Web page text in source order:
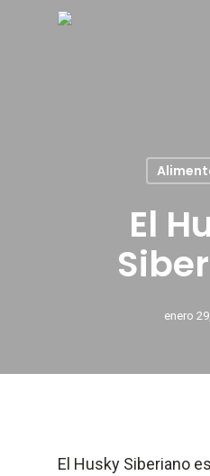
El
enero
El Husky Siberiano